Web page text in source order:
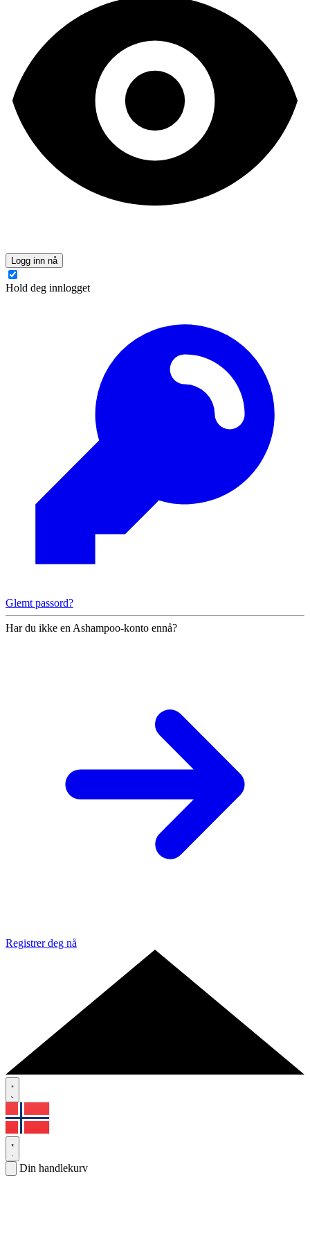
Logg inn nå
Hold deg innlogget
Glemt passord?
Har du ikke en Ashampoo-konto ennå?
Registrer deg nå
Din handlekurv